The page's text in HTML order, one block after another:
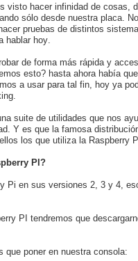
visto hacer infinidad de cosas,
sólo desde nuestra placa.
pruebas de distintos
hablar hoy.
de forma más rápida y
esto? hasta ahora había
a usar para tal fin, hoy ya
suite de utilidades que nos
Y es que la famosa
los que utiliza la Raspberry
PI?
Pi en sus versiones 2, 3 y 4,
PI tendremos que
que poner en nuestra consola: